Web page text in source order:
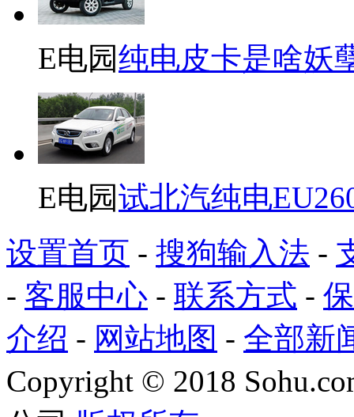
E电园纯电皮卡是啥妖
E电园试北汽纯电
设置首页 - 搜狗输入法 -
- 客服中心 - 联系方式 -
介绍 - 网站地图 - 全部新
Copyright © 2018